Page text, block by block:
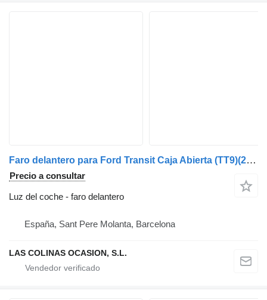
Faro delantero para Ford Transit Caja Abierta (TT9)(2006->) camión
Precio a consultar
Luz del coche - faro delantero
España, Sant Pere Molanta, Barcelona
LAS COLINAS OCASION, S.L.